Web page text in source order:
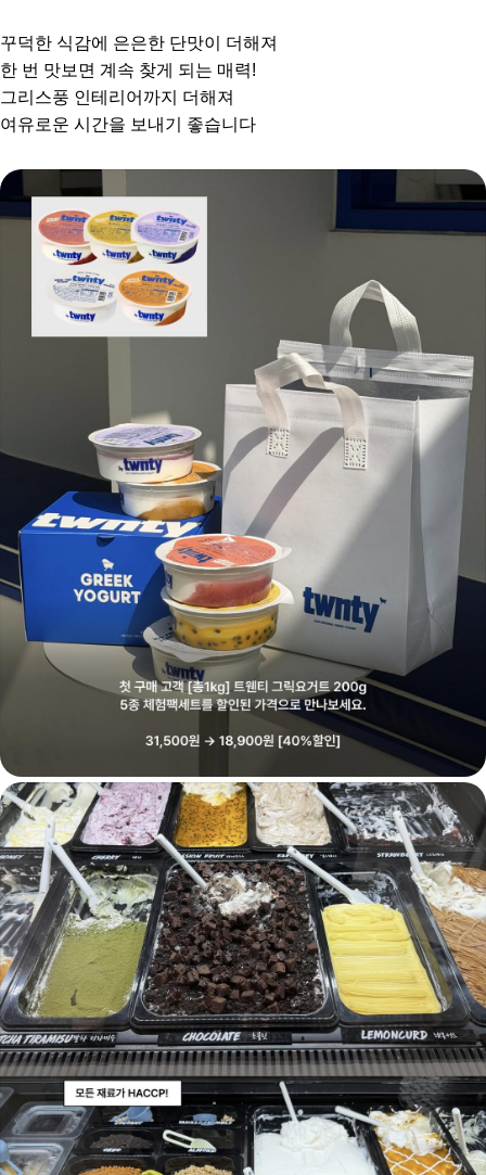
꾸덕한 식감에 은은한 단맛이 더해져
한 번 맛보면 계속 찾게 되는 매력!
그리스풍 인테리어까지 더해져
여유로운 시간을 보내기 좋습니다